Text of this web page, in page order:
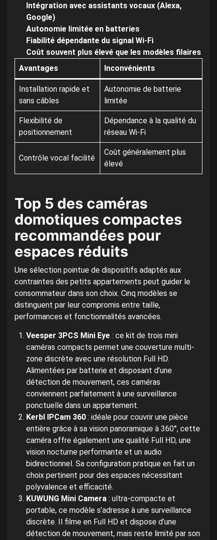
Intégration avec assistants vocaux (Alexa,
Google)
Autonomie limitée en batteries
Fiabilité dépendante du signal Wi-Fi
Coût souvent plus élevé que les modèles filaires
Avantages
Inconvénients
Installation rapide et
sans câbles
Autonomie de batterie
limitée
Flexibilité de
positionnement
Dépendance à la qualité du
réseau Wi-Fi
Contrôle vocal facilité
Coût généralement plus
élevé
Top 5 des caméras
domotiques compactes
recommandées pour
espaces réduits
Une sélection pointue de dispositifs adaptés aux
contraintes des petits appartements peut guider le
consommateur dans son choix. Cinq modèles se
distinguent par leur compromis entre taille,
performances et fonctionnalités avancées.
Veesper 3PCS Mini Eye : ce kit de trois mini
caméras compacts permet une couverture multi-
zone discrète avec une résolution Full HD.
Alimentées par batterie et disposant d’une
détection de mouvement, ces caméras
conviennent parfaitement à une surveillance
ponctuelle dans un appartement.
Kerbl IPCam 360 : idéale pour couvrir une pièce
entière grâce à sa vision panoramique à 360°, cette
caméra offre également une qualité Full HD, une
vision nocturne performante et un audio
bidirectionnel. Sa configuration pratique en fait un
choix pertinent pour des espaces nécessitant
polyvalence et efficacité.
KUWUNG Mini Camera : ultra-compacte et
portable, ce modèle s’adresse à une surveillance
discrète. Il filme en Full HD et dispose d’une
détection de mouvement, mais reste limité par son